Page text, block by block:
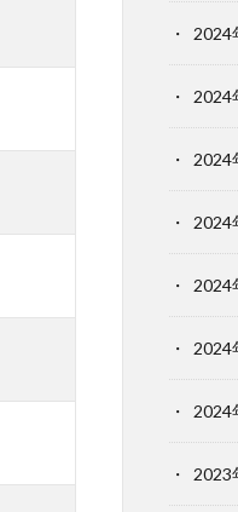
2024
2024
2024
2024
2024
2024
2024
2023